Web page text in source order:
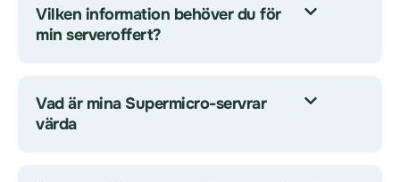
Vilken information behöver du för
min serveroffert?
Vad är mina Supermicro-servrar
värda